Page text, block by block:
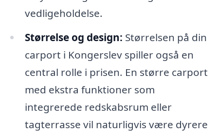
vedligeholdelse.
Størrelse og design: Størrelsen på din
carport i Kongerslev spiller også en
central rolle i prisen. En større carport
med ekstra funktioner som
integrerede redskabsrum eller
tagterrasse vil naturligvis være dyrere